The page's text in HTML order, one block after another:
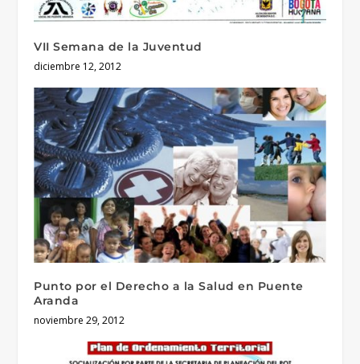
VII Semana de la Juventud
diciembre 12, 2012
Punto por el Derecho a la Salud en Puente
Aranda
noviembre 29, 2012